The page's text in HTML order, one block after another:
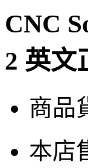
CNC
2 英文
商品
本店